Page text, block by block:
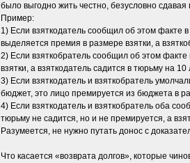
было выгодно жить честно, безусловно сдавая
Пример:
1) Если взяткодатель сообщил об этом факте
выделяется премия в размере взятки, а
2) Если взяткобратель сообщил об этом
взятки, а взяткодатель садится в тюрьму на 10
3) Если взяткодатель и взяткобратель
бюджет, это лицо премируется из бюджета в
4) Если взяткодатель и взяткобратель оба
тюрьму не садится, но и не премируется, а
Разумеется, не нужно путать донос с
Что касается «возврата долгов», которые